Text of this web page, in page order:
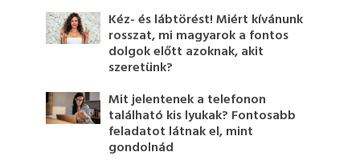
Kéz- és lábtörést! Miért kívánunk
rosszat, mi magyarok a fontos
dolgok előtt azoknak, akit
szeretünk?
Mit jelentenek a telefonon
található kis lyukak? Fontosabb
feladatot látnak el, mint
gondolnád